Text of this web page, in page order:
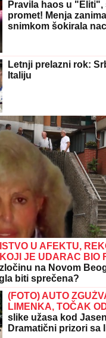
je jedna trauma
ko zna: "Pao mi je
Hitno uključivanje
emisiju, otkrio detalje
Majom: "Mevlida je
OŽENIO SE DEJAN
korak od
SUDBONOSNI
njegova PRAVA